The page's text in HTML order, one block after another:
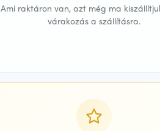
Ami raktáron van, azt még ma
várakozás a szállításra.